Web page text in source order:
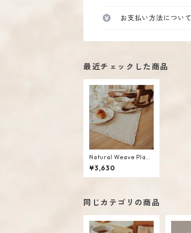
お支払い方法について
最近チェックした商品
Natural Weave Place
mat
¥3,630
同じカテゴリの商品